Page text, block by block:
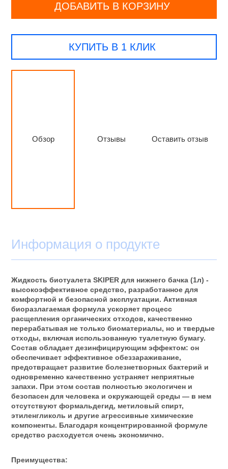
ДОБАВИТЬ В КОРЗИНУ
КУПИТЬ В 1 КЛИК
Обзор Отзывы Оставить отзыв
Информация о продукте
Жидкость биотуалета SKIPER для нижнего бачка (1л) -
высокоэффективное средство, разработанное для
комфортной и безопасной эксплуатации. Активная
биоразлагаемая формула ускоряет процесс
расщепления органических отходов, качественно
перерабатывая не только биоматериалы, но и твердые
отходы, включая использованную туалетную бумагу.
Состав обладает дезинфицирующим эффектом: он
обеспечивает эффективное обеззараживание,
предотвращает развитие болезнетворных бактерий и
одновременно качественно устраняет неприятные
запахи. При этом состав полностью экологичен и
безопасен для человека и окружающей среды — в нем
отсутствуют формальдегид, метиловый спирт,
этиленгликоль и другие агрессивные химические
компоненты. Благодаря концентрированной формуле
средство расходуется очень экономично.
Преимущества: